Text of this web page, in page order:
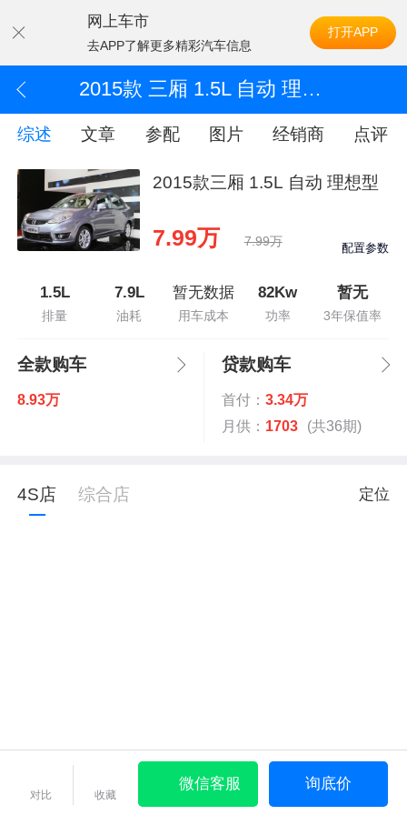
网上车市
去APP了解更多精彩汽车信息
打开APP
2015款 三厢 1.5L 自动 理想型
综述 文章 参配 图片 经销商 点评
2015款三厢 1.5L 自动 理想型
7.99万 7.99万 配置参数
1.5L
排量
7.9L
油耗
暂无数据
用车成本
82Kw
功率
暂无
3年保值率
全款购车
8.93万
贷款购车
首付： 3.34万
月供： 1703 (共36期)
4S店 综合店 定位
对比 收藏
微信客服 询底价